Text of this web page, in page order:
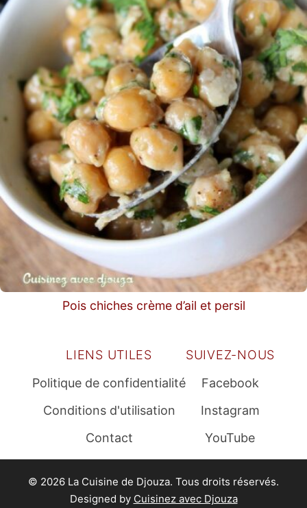
Pois chiches crème d’ail et persil
LIENS UTILES
Politique de confidentialité
Conditions d'utilisation
Contact
SUIVEZ-NOUS
Facebook
Instagram
YouTube
© 2026 La Cuisine de Djouza. Tous droits réservés.
Designed by Cuisinez avec Djouza